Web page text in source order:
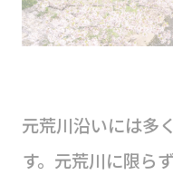
元荒川沿いには多
す。元荒川に限ら